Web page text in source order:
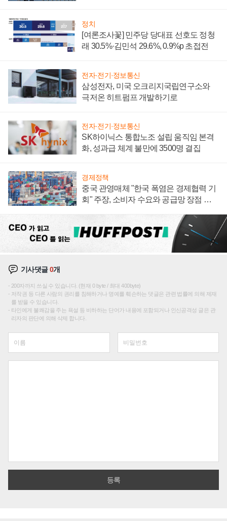
정치
[여론조사꽃] 민주당 당대표 선호도 정청
래 30.5%·김민석 29.6%, 0.9%p 초접전
전자·전기·정보통신
삼성전자, 미국 오크리지국립연구소와
극저온 히트펌프 개발하기로
전자·전기·정보통신
SK하이닉스 통합노조 설립 움직임 본격
화, 성과급 체계 불만에 3500명 결집
경제정책
중국 관영매체 "한국 폭염은 경제협력 기
회" 주장, 소비자 수요와 공급망 장점 강
기사댓글0개
200자까지 쓰실 수 있습니다. (현재 0 byte / 최대 400byte)
저작권 등 다른 사람의 권리를 침해하거나 명예를 훼손하는 댓글은 관련 법률에 의해 제재
를 받을 수 있습니다.
타인에게 불쾌감을 주는 욕설 등 비하하는 단어가 내용에 포함되거나 인신공격성 글은 관
리자의 판단에 의해 삭제 합니다.